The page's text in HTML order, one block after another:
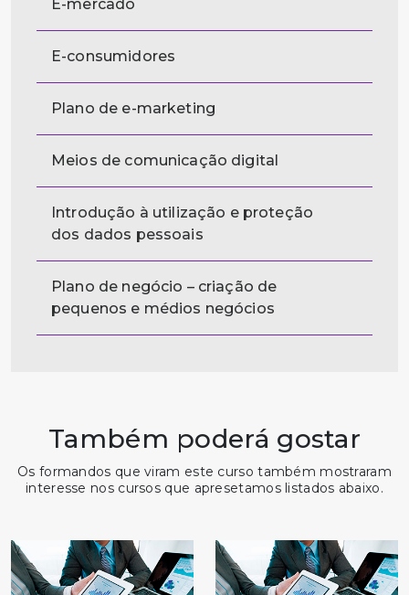
E-mercado
E-consumidores
Plano de e-marketing
Meios de comunicação digital
Introdução à utilização e proteção
dos dados pessoais
Plano de negócio – criação de
pequenos e médios negócios
Também poderá gostar
Os formandos que viram este curso também mostraram
interesse nos cursos que apresetamos listados abaixo.